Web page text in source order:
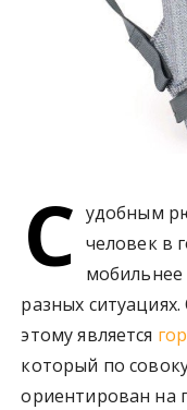
С удобным
человек в
мобильнее
разных
этому является
который по
ориентирован на